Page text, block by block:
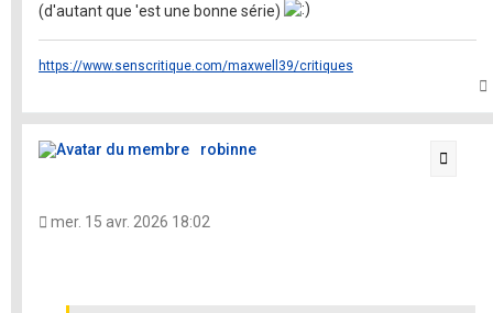
(d'autant que 'est une bonne série)
https://www.senscritique.com/maxwell39/critiques
robinne
mer. 15 avr. 2026 18:02